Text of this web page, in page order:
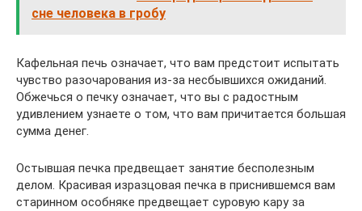
сне человека в гробу
Кафельная печь означает, что вам предстоит испытать
чувство разочарования из-за несбывшихся ожиданий.
Обжечься о печку означает, что вы с радостным
удивлением узнаете о том, что вам причитается большая
сумма денег.
Остывшая печка предвещает занятие бесполезным
делом. Красивая изразцовая печка в приснившемся вам
старинном особняке предвещает суровую кару за